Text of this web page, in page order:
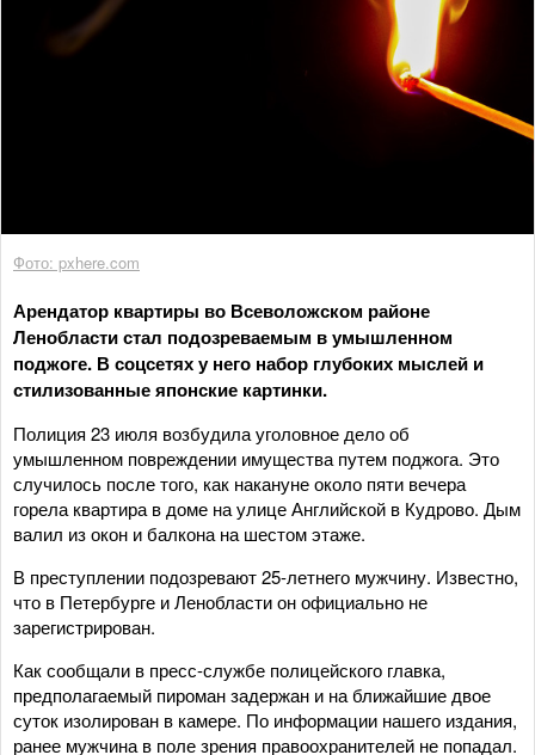
Фото: pxhere.com
Арендатор квартиры во Всеволожском районе
Ленобласти стал подозреваемым в умышленном
поджоге. В соцсетях у него набор глубоких мыслей и
стилизованные японские картинки.
Полиция 23 июля возбудила уголовное дело об
умышленном повреждении имущества путем поджога. Это
случилось после того, как накануне около пяти вечера
горела квартира в доме на улице Английской в Кудрово. Дым
валил из окон и балкона на шестом этаже.
В преступлении подозревают 25-летнего мужчину. Известно,
что в Петербурге и Ленобласти он официально не
зарегистрирован.
Как сообщали в пресс-службе полицейского главка,
предполагаемый пироман задержан и на ближайшие двое
суток изолирован в камере. По информации нашего издания,
ранее мужчина в поле зрения правоохранителей не попадал.